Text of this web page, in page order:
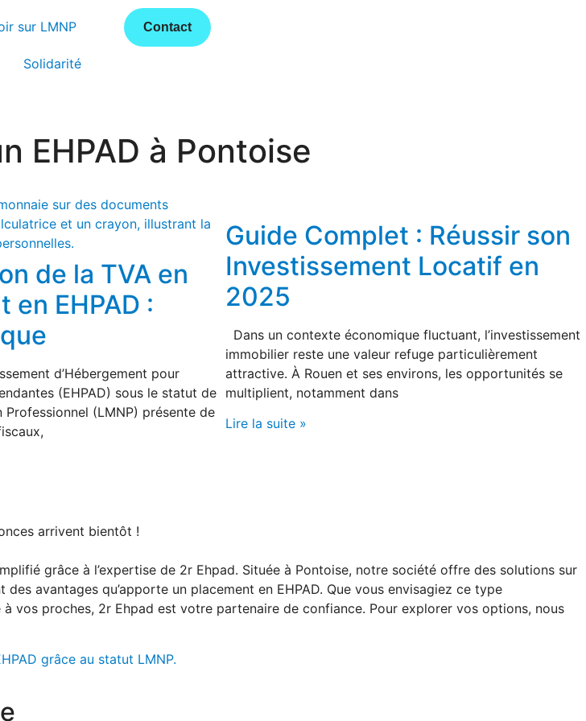
sur LMNP
Solidarité
Contact
EHPAD à Pontoise
de la TVA en
en EHPAD :
d’Hébergement pour
(EHPAD) sous le statut de
Professionnel (LMNP) présente de
Guide Complet : Réussir son
Investissement Locatif en
2025
Dans un contexte économique fluctuant, l’investissement
immobilier reste une valeur refuge particulièrement
attractive. À Rouen et ses environs, les opportunités se
multiplient, notamment dans
Lire la suite »
arrivent bientôt !
grâce à l’expertise de 2r Ehpad. Située à Pontoise, notre société offre des solutions sur
avantages qu’apporte un placement en EHPAD. Que vous envisagiez ce type
vos proches, 2r Ehpad est votre partenaire de confiance. Pour explorer vos options, nous
grâce au statut LMNP.